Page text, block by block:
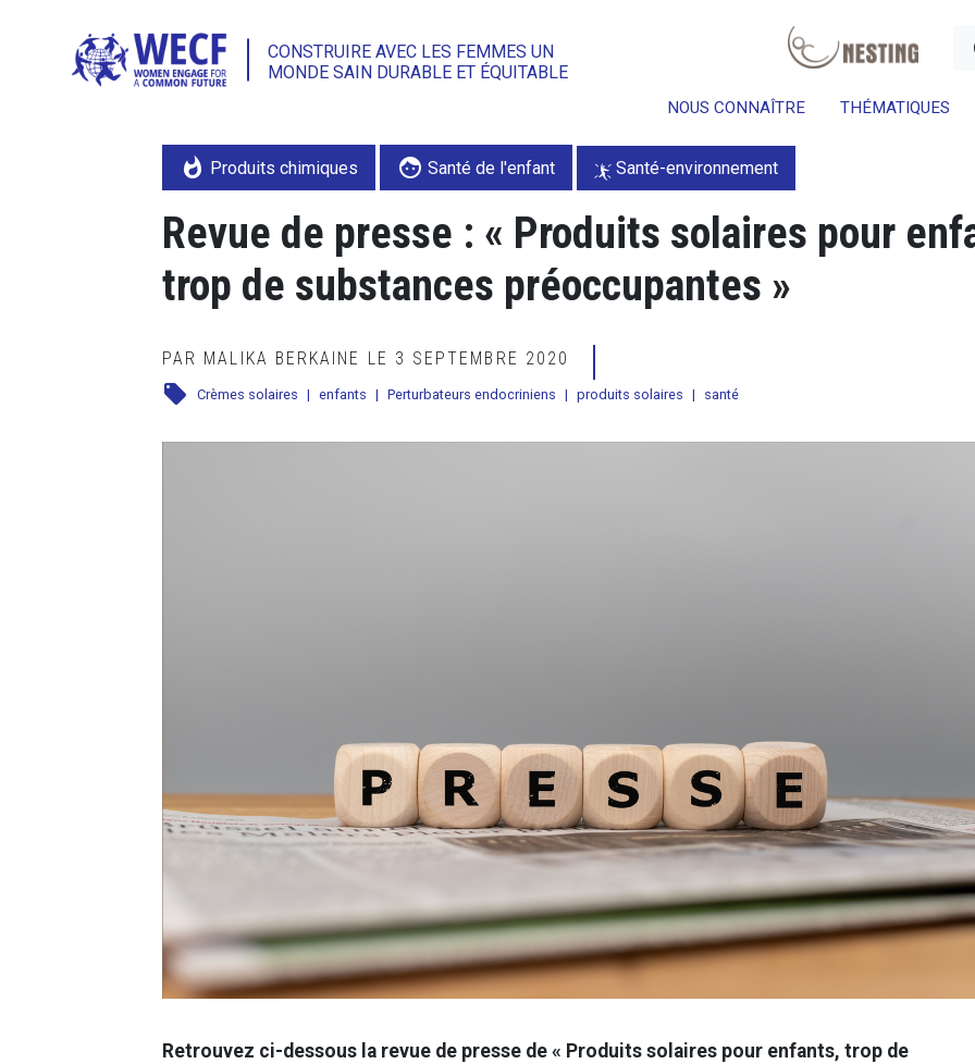
CONSTRUIRE AVEC LES FEMMES UN
MONDE SAIN DURABLE ET ÉQUITABLE
NOUS CONNAÎTRE THÉMATIQUES
whatshot Produits chimiques face Santé de l'enfant Santé-environnement
Revue de presse : « Produits solaires pour
trop de substances préoccupantes »
PAR MALIKA BERKAINE LE 3 SEPTEMBRE 2020
local_offer Crèmes solaires | enfants | Perturbateurs endocriniens | produits solaires | santé
Retrouvez ci-dessous la revue de presse de « Produits solaires pour enfants, trop de